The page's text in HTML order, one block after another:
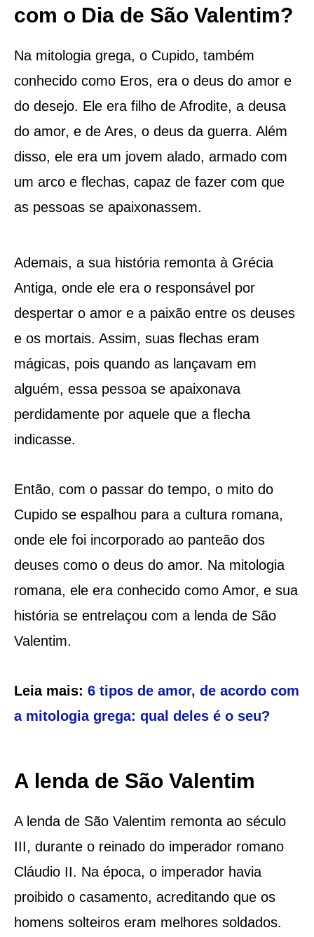
com o Dia de São Valentim?
Na mitologia grega, o Cupido, também
conhecido como Eros, era o deus do amor e
do desejo. Ele era filho de Afrodite, a deusa
do amor, e de Ares, o deus da guerra. Além
disso, ele era um jovem alado, armado com
um arco e flechas, capaz de fazer com que
as pessoas se apaixonassem.
Ademais, a sua história remonta à Grécia
Antiga, onde ele era o responsável por
despertar o amor e a paixão entre os deuses
e os mortais. Assim, suas flechas eram
mágicas, pois quando as lançavam em
alguém, essa pessoa se apaixonava
perdidamente por aquele que a flecha
indicasse.
Então, com o passar do tempo, o mito do
Cupido se espalhou para a cultura romana,
onde ele foi incorporado ao panteão dos
deuses como o deus do amor. Na mitologia
romana, ele era conhecido como Amor, e sua
história se entrelaçou com a lenda de São
Valentim.
Leia mais: 6 tipos de amor, de acordo com
a mitologia grega: qual deles é o seu?
A lenda de São Valentim
A lenda de São Valentim remonta ao século
III, durante o reinado do imperador romano
Cláudio II. Na época, o imperador havia
proibido o casamento, acreditando que os
homens solteiros eram melhores soldados.